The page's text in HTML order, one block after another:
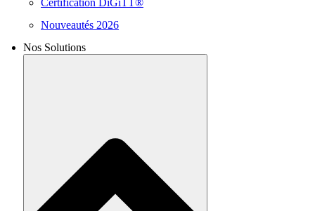
Nouveautés 2026
Nos Solutions